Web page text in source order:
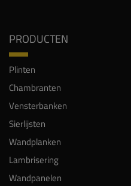
PRODUCTEN
Plinten
Chambranten
Vensterbanken
Sierlijsten
Wandplanken
Lambrisering
Wandpanelen